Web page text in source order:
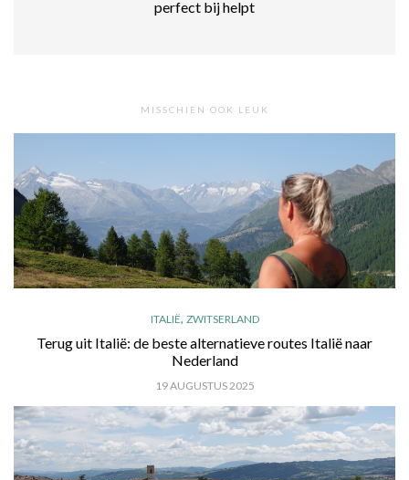
perfect bij helpt
MISSCHIEN OOK LEUK
ITALIË, ZWITSERLAND
Terug uit Italië: de beste alternatieve routes Italië naar
Nederland
19 AUGUSTUS 2025